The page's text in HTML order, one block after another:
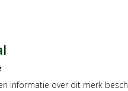
informatie over dit merk